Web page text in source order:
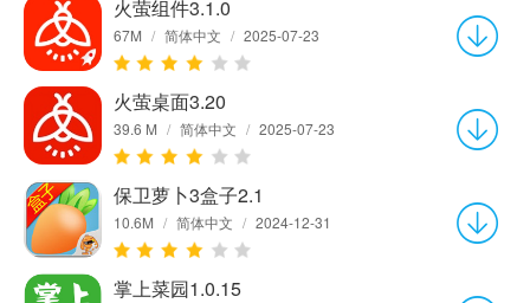
火萤组件3.1.0
67M / 简体中文 / 2025-07-23
火萤桌面3.20
39.6 M / 简体中文 / 2025-07-23
保卫萝卜3盒子2.1
10.6M / 简体中文 / 2024-12-31
掌上菜园1.0.15